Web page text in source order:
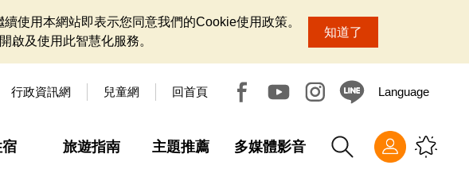
使用本網站即表示您同意我們的Cookie使用政策。
啟及使用此智慧化服務。
知道了
行政資訊網 兒童網 回首頁 Language
旅遊指南 主題推薦 多媒體影音